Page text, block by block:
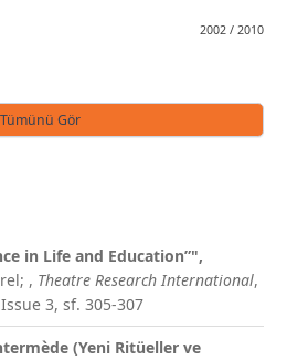
2002 / 2010
Tümünü Gör
in Life and Education”",
, Theatre Research International,
3, sf. 305-307
(Yeni Ritüeller ve